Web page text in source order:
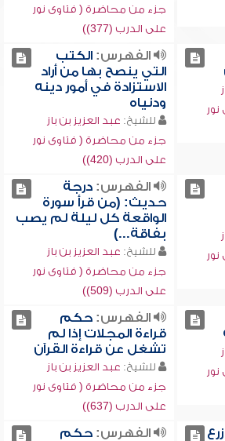
جزء من محاضرة ( فتاوى نور
على الدرب (377))
الفهرس:الكتب
التي ينصح بها من أراد
الاستزادة في أمور دينه
ودنياه
للشيخ: عبد العزيز بن باز
جزء من محاضرة ( فتاوى نور
على الدرب (420))
الفهرس:درجة
حديث: (من قرأ سورة
الواقعة كل ليلة لم يصب
بفاقة...)
للشيخ: عبد العزيز بن باز
جزء من محاضرة ( فتاوى نور
على الدرب (509))
الفهرس:حكم
قراءة المجلات إذا لم
تشغل عن قراءة القرآن
للشيخ: عبد العزيز بن باز
جزء من محاضرة ( فتاوى نور
على الدرب (637))
الفهرس:حكم